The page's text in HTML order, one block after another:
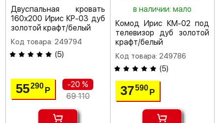
Двуспальная кровать
160х200 Ирис КР-03 дуб
золотой крафт/белый
Код товара: 249794
(5)
55290Р
-20 %
69 110
в наличии: мало
Комод Ирис КМ-02 под
телевизор дуб золотой
крафт/белый
Код товара: 249786
(5)
37590 Р